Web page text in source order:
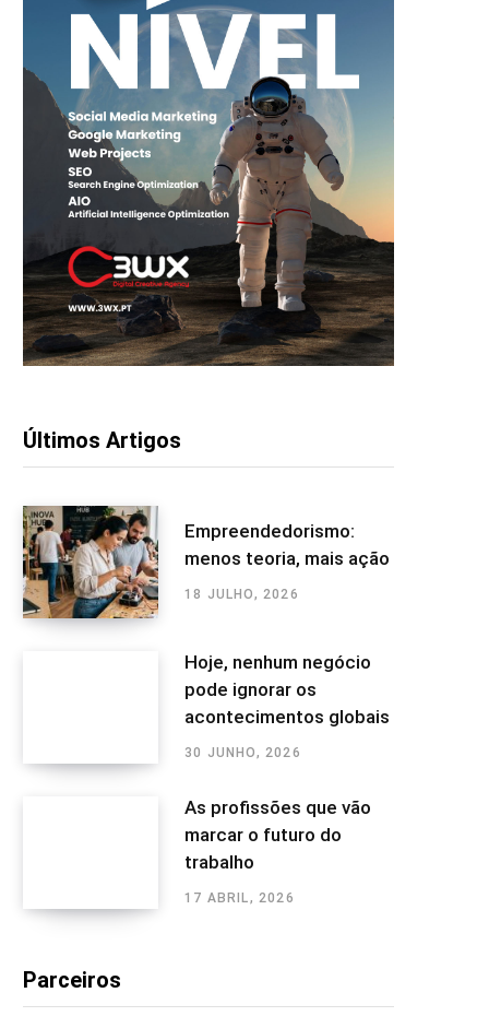
Últimos Artigos
Empreendedorismo:
menos teoria, mais ação
18 JULHO, 2026
Hoje, nenhum negócio
pode ignorar os
acontecimentos globais
30 JUNHO, 2026
As profissões que vão
marcar o futuro do
trabalho
17 ABRIL, 2026
Parceiros